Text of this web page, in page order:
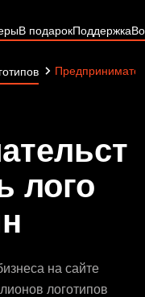
В подарокПоддержка
лого
на сайте
логотипов